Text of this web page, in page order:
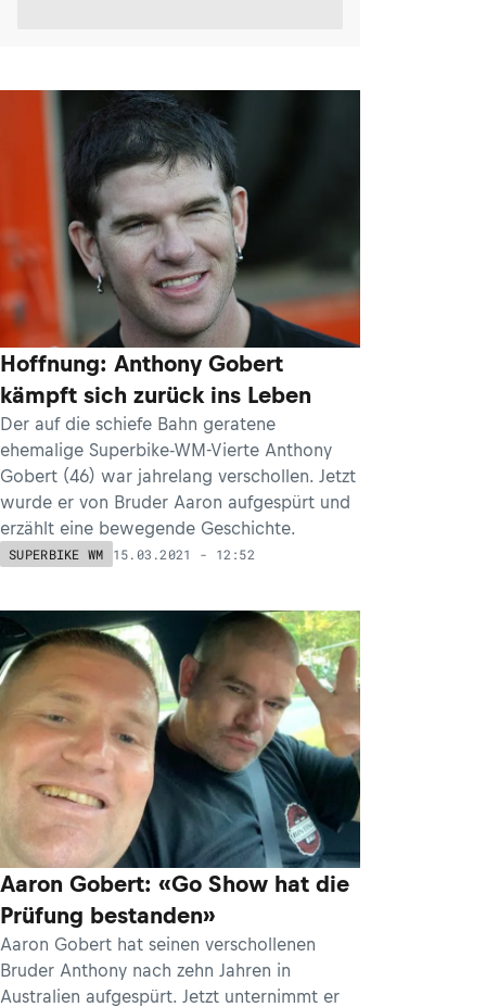
Hoffnung: Anthony Gobert
kämpft sich zurück ins Leben
Der auf die schiefe Bahn geratene
ehemalige Superbike-WM-Vierte Anthony
Gobert (46) war jahrelang verschollen. Jetzt
wurde er von Bruder Aaron aufgespürt und
erzählt eine bewegende Geschichte.
SUPERBIKE WM 15.03.2021 - 12:52
Aaron Gobert: «Go Show hat die
Prüfung bestanden»
Aaron Gobert hat seinen verschollenen
Bruder Anthony nach zehn Jahren in
Australien aufgespürt. Jetzt unternimmt er